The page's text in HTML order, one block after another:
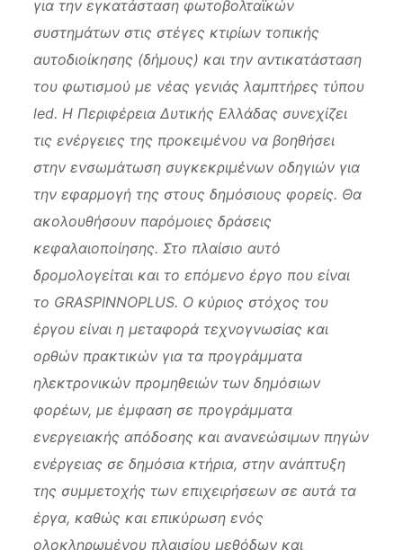
για την εγκατάσταση φωτοβολταϊκών
συστημάτων στις στέγες κτιρίων τοπικής
αυτοδιοίκησης (δήμους) και την αντικατάσταση
του φωτισμού με νέας γενιάς λαμπτήρες τύπου
led.H Περιφέρεια Δυτικής Ελλάδας συνεχίζει
τις ενέργειες της προκειμένου να βοηθήσει
στην ενσωμάτωση συγκεκριμένων οδηγιών για
την εφαρμογή της στους δημόσιους φορείς. Θα
ακολουθήσουν παρόμοιες δράσεις
κεφαλαιοποίησης. Στο πλαίσιο αυτό
δρομολογείται και το επόμενο έργο που είναι
το GRASPINNOPLUS. Ο κύριος στόχος του
έργου είναι η μεταφορά τεχνογνωσίας και
ορθών πρακτικών για τα προγράμματα
ηλεκτρονικών προμηθειών των δημόσιων
φορέων, με έμφαση σε προγράμματα
ενεργειακής απόδοσης και ανανεώσιμων πηγών
ενέργειας σε δημόσια κτήρια, στην ανάπτυξη
της συμμετοχής των επιχειρήσεων σε αυτά τα
έργα, καθώς και επικύρωση ενός
ολοκληρωμένου πλαισίου μεθόδων και